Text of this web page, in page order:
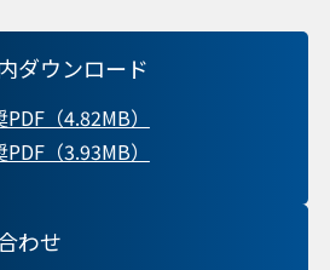
ダウンロード
（4.82MB）
（3.93MB）
わせ